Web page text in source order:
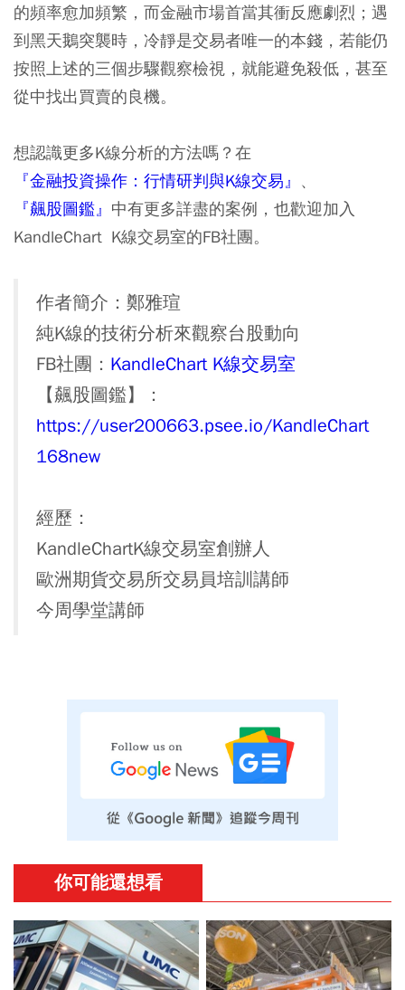
的頻率愈加頻繁，而金融市場首當其衝反應劇烈；遇
到黑天鵝突襲時，冷靜是交易者唯一的本錢，若能仍
按照上述的三個步驟觀察檢視，就能避免殺低，甚至
從中找出買賣的良機。
想認識更多K線分析的方法嗎？在
『金融投資操作：行情研判與K線交易』 、
『飆股圖鑑』 中有更多詳盡的案例，也歡迎加入
KandleChart K線交易室的FB社團。
作者簡介：鄭雅瑄
純K線的技術分析來觀察台股動向
FB社團： KandleChart K線交易室
【飆股圖鑑】：
https://user200663.psee.io/KandleChart
168new
經歷：
KandleChartK線交易室創辦人
歐洲期貨交易所交易員培訓講師
今周學堂講師